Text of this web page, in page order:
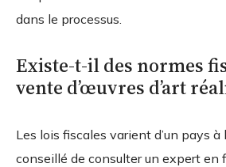
dans le processus.
Existe-t-il des normes
vente d’œuvres d’art
Les lois fiscales varient d’un pays à
conseillé de consulter un expert en